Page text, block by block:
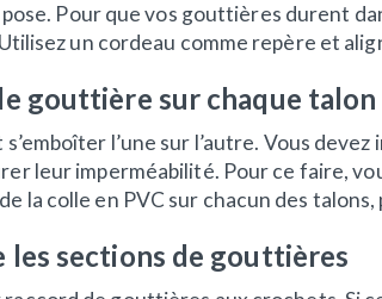
pose. Pour que vos gouttières durent
un cordeau comme repère et
gouttière sur chaque talon
l’une sur l’autre. Vous
leur imperméabilité. Pour ce faire,
la colle en PVC sur chacun des
les sections de gouttières